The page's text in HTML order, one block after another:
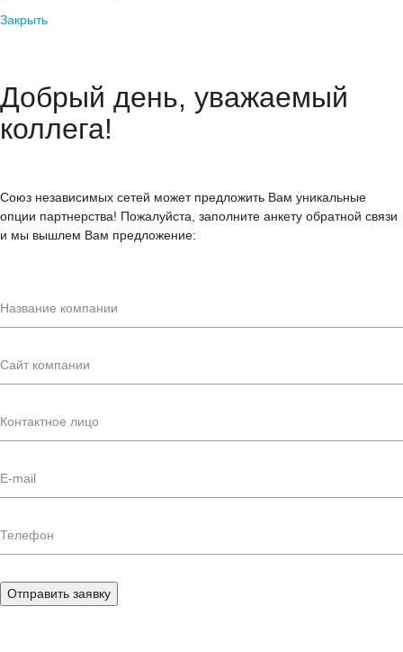
Закрыть
Добрый день, уважаемый
коллега!
Союз независимых сетей может предложить Вам уникальные
опции партнерства! Пожалуйста, заполните анкету обратной связи
и мы вышлем Вам предложение:
Отправить заявку